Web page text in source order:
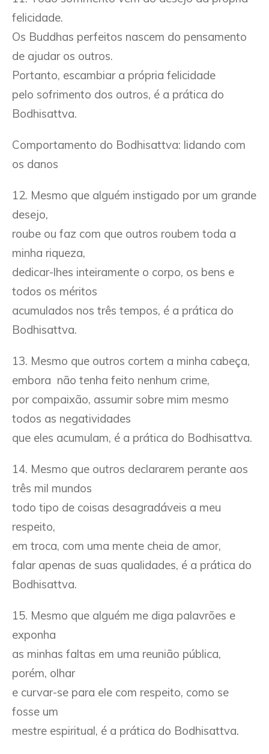
felicidade.
Os Buddhas perfeitos nascem do pensamento
de ajudar os outros.
Portanto, escambiar a própria felicidade
pelo sofrimento dos outros, é a prática do
Bodhisattva.
Comportamento do Bodhisattva: lidando com
os danos
12. Mesmo que alguém instigado por um grande
desejo,
roube ou faz com que outros roubem toda a
minha riqueza,
dedicar-lhes inteiramente o corpo, os bens e
todos os méritos
acumulados nos três tempos, é a prática do
Bodhisattva.
13. Mesmo que outros cortem a minha cabeça,
embora não tenha feito nenhum crime,
por compaixão, assumir sobre mim mesmo
todos as negatividades
que eles acumulam, é a prática do Bodhisattva.
14. Mesmo que outros declararem perante aos
três mil mundos
todo tipo de coisas desagradáveis a meu
respeito,
em troca, com uma mente cheia de amor,
falar apenas de suas qualidades, é a prática do
Bodhisattva.
15. Mesmo que alguém me diga palavrões e
exponha
as minhas faltas em uma reunião pública,
porém, olhar
e curvar-se para ele com respeito, como se
fosse um
mestre espiritual, é a prática do Bodhisattva.